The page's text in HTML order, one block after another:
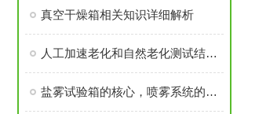
真空干燥箱相关知识详细解析
人工加速老化和自然老化测试结果间的相关性：
盐雾试验箱的核心，喷雾系统的原理你了解吗？